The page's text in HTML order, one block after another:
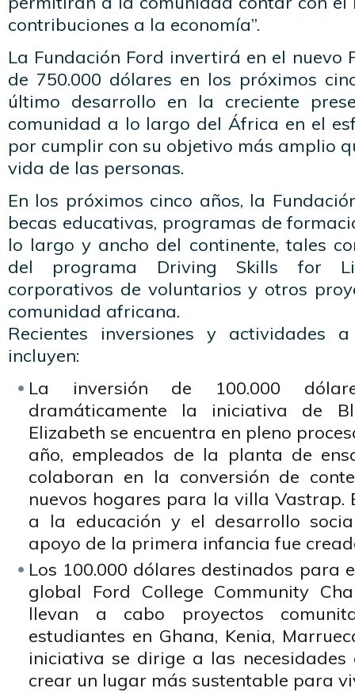
contribuciones a la economía”.
La Fundación Ford invertirá en el nuevo
de 750.000 dólares en los próximos
último desarrollo en la creciente
comunidad a lo largo del África en el
por cumplir con su objetivo más amplio
vida de las personas.
En los próximos cinco años, la
becas educativas, programas de
lo largo y ancho del continente, tales
del programa Driving Skills for
corporativos de voluntarios y otros
comunidad africana.
Recientes inversiones y actividades
incluyen:
La inversión de 100.000
dramáticamente la iniciativa de
Elizabeth se encuentra en pleno
año, empleados de la planta de
colaboran en la conversión de
nuevos hogares para la villa Vastrap.
a la educación y el desarrollo
apoyo de la primera infancia fue
Los 100.000 dólares destinados para
global Ford College Community
llevan a cabo proyectos
estudiantes en Ghana, Kenia,
iniciativa se dirige a las
crear un lugar más sustentable para